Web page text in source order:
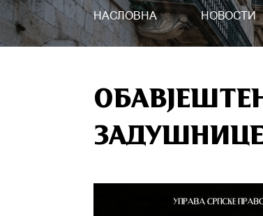
НАСЛОВНА НОВОСТИ
ЗАДУШНИЦЕ